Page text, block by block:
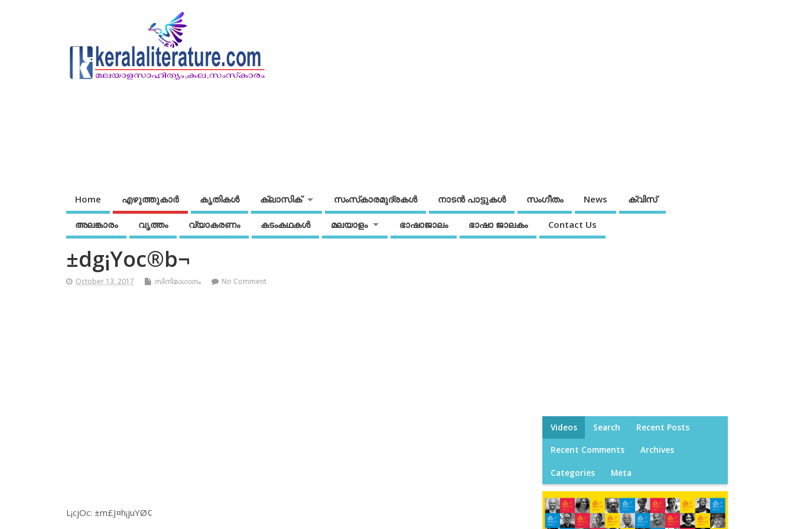
Home എഴുത്തുകാര്‍ കൃതികൾ ക്ലാസിക് സംസ്‌കാരമുദ്രകള്‍ നാടന്‍ പാട്ടുകള്‍ സംഗീതം News ക്വിസ്
അലങ്കാരം വൃത്തം വ്യാകരണം കടംകഥകള്‍ മലയാളം ഭാഷാജാലം ഭാഷാ ജാലകം Contact Us
±dg¡Yoc®b¬
October 13, 2017 സിനിമാഗാനം No Comment
L¡cjOc: ±m£J¤h¡juYØ¢
Videos Search Recent Posts
Recent Comments Archives
Categories Meta